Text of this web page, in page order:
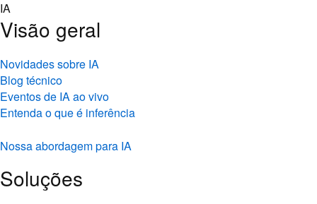
Skip
to
content
IA
Visão geral
Novidades sobre IA
Blog técnico
Eventos de IA ao vivo
Entenda o que é inferência
Nossa abordagem para IA
Soluções